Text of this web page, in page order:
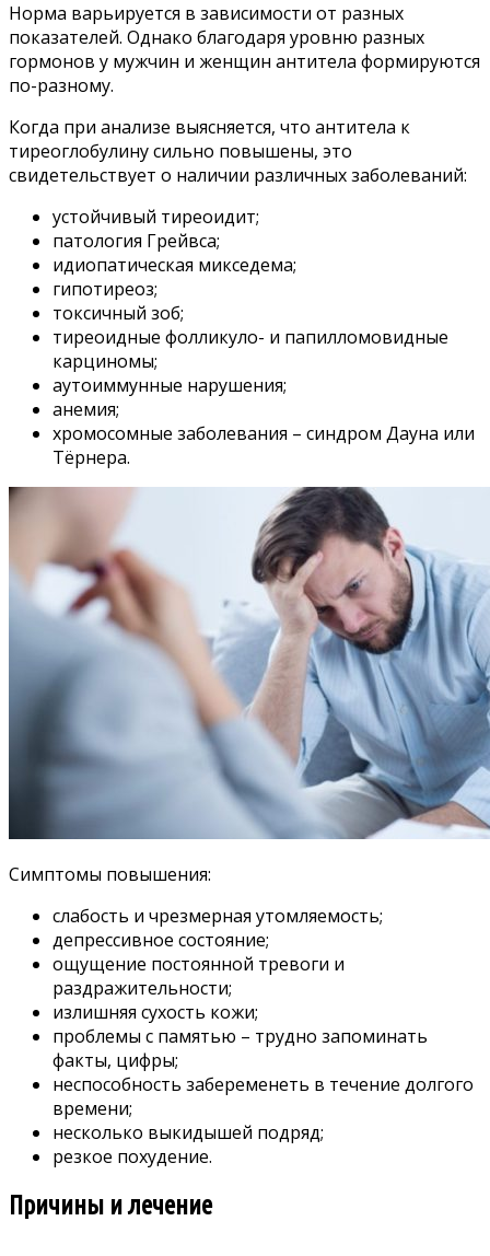
Норма варьируется в зависимости от разных
показателей. Однако благодаря уровню разных
гормонов у мужчин и женщин антитела формируются
по-разному.
Когда при анализе выясняется, что антитела к
тиреоглобулину сильно повышены, это
свидетельствует о наличии различных заболеваний:
устойчивый тиреоидит;
патология Грейвса;
идиопатическая микседема;
гипотиреоз;
токсичный зоб;
тиреоидные фолликуло- и папилломовидные
карциномы;
аутоиммунные нарушения;
анемия;
хромосомные заболевания – синдром Дауна или
Тёрнера.
Симптомы повышения:
слабость и чрезмерная утомляемость;
депрессивное состояние;
ощущение постоянной тревоги и
раздражительности;
излишняя сухость кожи;
проблемы с памятью – трудно запоминать
факты, цифры;
неспособность забеременеть в течение долгого
времени;
несколько выкидышей подряд;
резкое похудение.
Причины и лечение